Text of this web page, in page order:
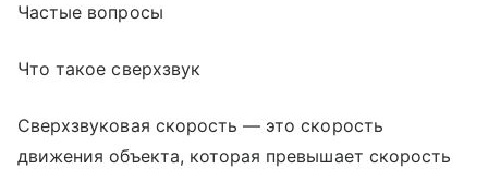
Частые вопросы
Что такое сверхзвук
Сверхзвуковая скорость — это скорость
движения объекта, которая превышает скорость